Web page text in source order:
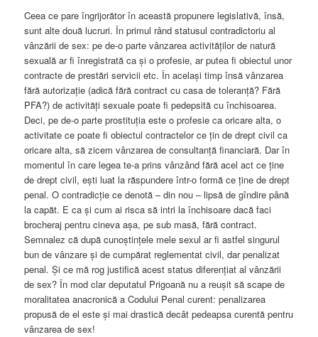
Ceea ce pare îngrijorător în această propunere legislativă, însă,
sunt alte două lucruri. În primul rând statusul contradictoriu al
vânzării de sex: pe de-o parte vânzarea activităților de natură
sexuală ar fi înregistrată ca și o profesie, ar putea fi obiectul unor
contracte de prestări servicii etc. În același timp însă vânzarea
fără autorizație (adică fără contract cu casa de toleranță? Fără
PFA?) de activități sexuale poate fi pedepsită cu închisoarea.
Deci, pe de-o parte prostituția este o profesie ca oricare alta, o
activitate ce poate fi obiectul contractelor ce țin de drept civil ca
oricare alta, să zicem vânzarea de consultanță financiară. Dar în
momentul în care legea te-a prins vânzând fără acel act ce ține
de drept civil, ești luat la răspundere într-o formă ce ține de drept
penal. O contradicție ce denotă – din nou – lipsă de gîndire până
la capăt. E ca și cum ai risca să intri la închisoare dacă faci
brocheraj pentru cineva așa, pe sub masă, fără contract.
Semnalez că după cunoștințele mele sexul ar fi astfel singurul
bun de vânzare și de cumpărat reglementat civil, dar penalizat
penal. Și ce mă rog justifică acest status diferențiat al vânzării
de sex? În mod clar deputatul Prigoană nu a reușit să scape de
moralitatea anacronică a Codului Penal curent: penalizarea
propusă de el este și mai drastică decât pedeapsa curentă pentru
vânzarea de sex!